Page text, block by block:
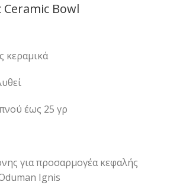
Bowl
κεραμικά
έως 25 γρ
για προσαρμογέα κεφαλής
Ignis